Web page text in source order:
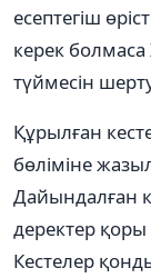
есептегіш
керек
түймесін
Құрылған
бөліміне
Дайындалған
деректер қоры
Кестелер